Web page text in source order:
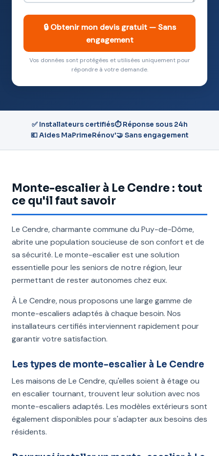
🔒 Obtenir mon devis gratuit — Sans
engagement
Vos données sont protégées et utilisées uniquement pour
répondre à votre demande.
✅ Installateurs certifiés⏱️ Réponse sous 24h
💶 Aides MaPrimeRénov'🤝 Sans engagement
Monte-escalier à Le Cendre : tout
ce qu'il faut savoir
Le Cendre, charmante commune du Puy-de-Dôme,
abrite une population soucieuse de son confort et de
sa sécurité. Le monte-escalier est une solution
essentielle pour les seniors de notre région, leur
permettant de rester autonomes chez eux.
À Le Cendre, nous proposons une large gamme de
monte-escaliers adaptés à chaque besoin. Nos
installateurs certifiés interviennent rapidement pour
garantir votre satisfaction.
Les types de monte-escalier à Le Cendre
Les maisons de Le Cendre, qu'elles soient à étage ou
en escalier tournant, trouvent leur solution avec nos
monte-escaliers adaptés. Les modèles extérieurs sont
également disponibles pour s'adapter aux besoins des
résidents.